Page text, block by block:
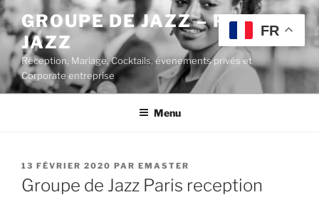
Aller
au
contenu
principal
GROUPE DE JAZZ – POP
JAZZ
Réception, Mariage, Cocktails, évenements privés et
Corporate entreprise
Menu
PUBLIÉ
LE
13 FÉVRIER 2020 PAR EMASTER
Groupe de Jazz Paris reception
FR